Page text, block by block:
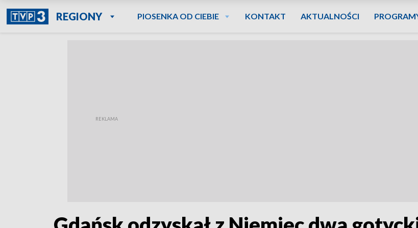
REGIONY PIOSENKA OD CIEBIE KONTAKT AKTUALNOŚCI